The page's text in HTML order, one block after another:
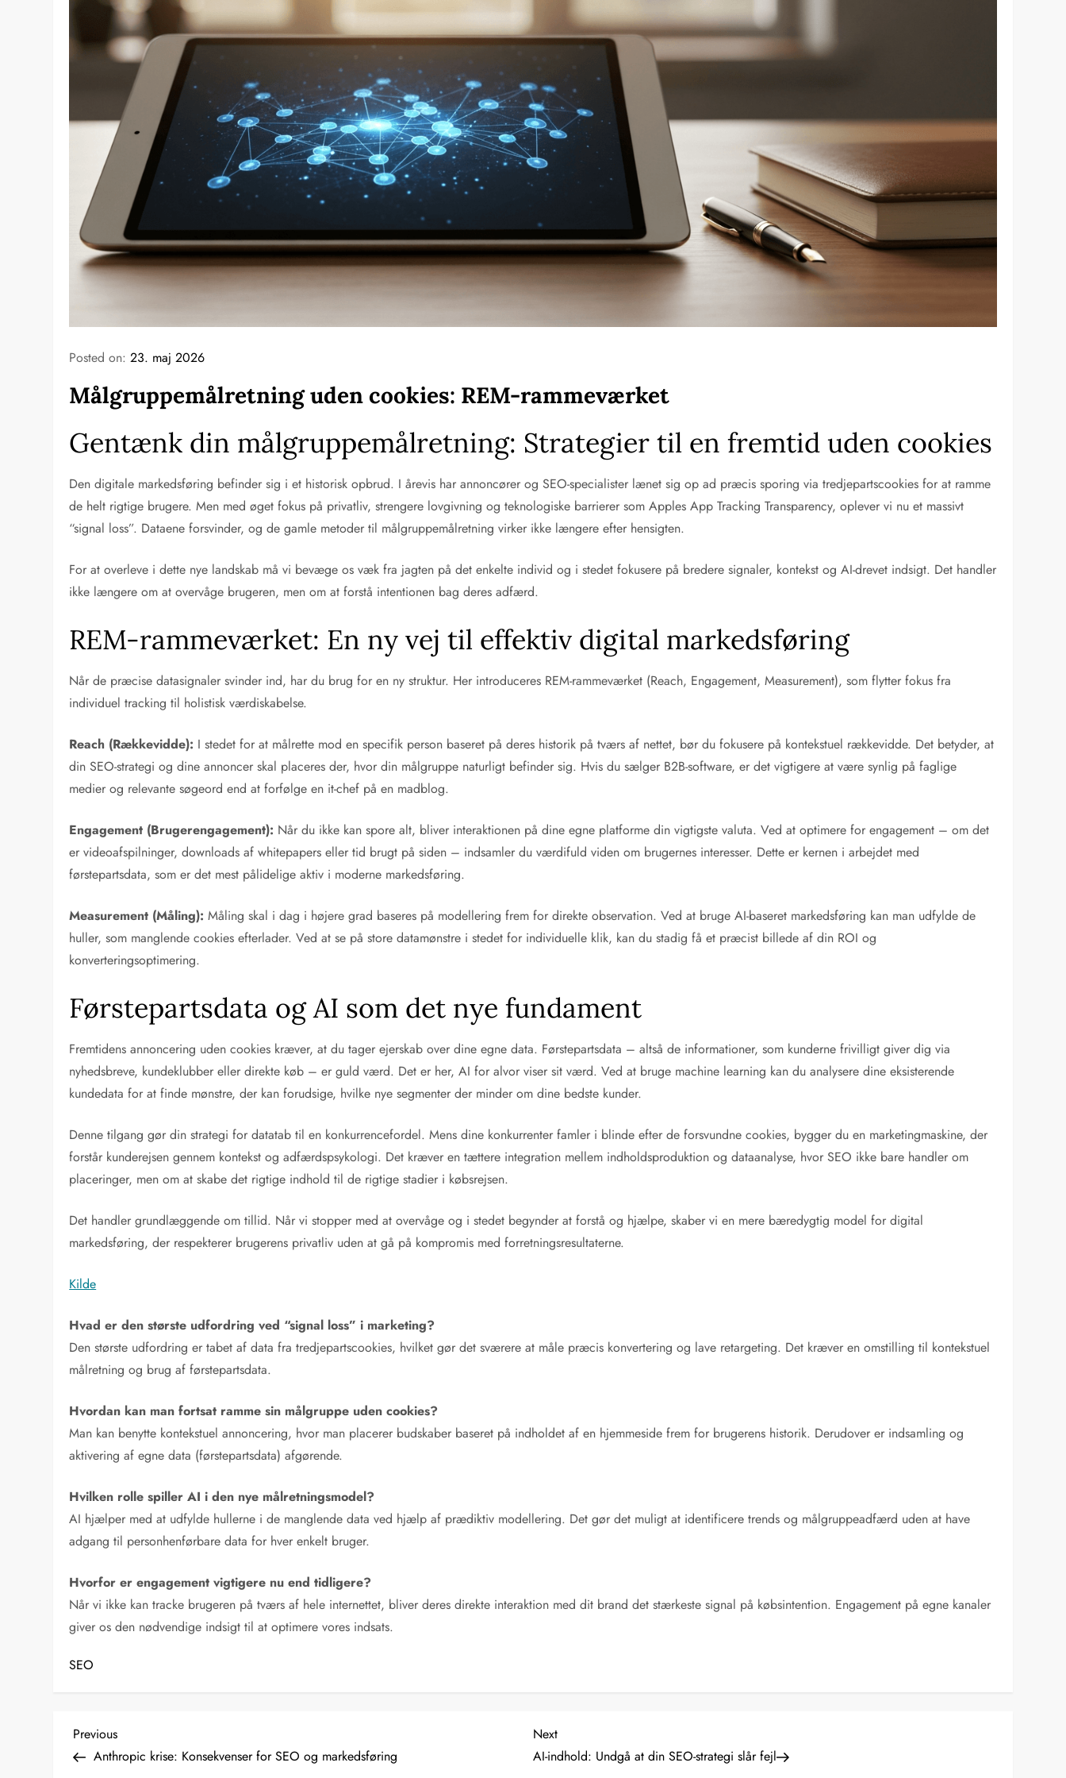
Posted on:23. maj 2026
Målgruppemålretning uden cookies: REM-rammeværket
Gentænk din målgruppemålretning: Strategier til en fremtid uden cookies
Den digitale markedsføring befinder sig i et historisk opbrud. I årevis har annoncører og SEO-specialister lænet sig op ad præcis sporing via tredjepartscookies for at ramme
de helt rigtige brugere. Men med øget fokus på privatliv, strengere lovgivning og teknologiske barrierer som Apples App Tracking Transparency, oplever vi nu et massivt
“signal loss”. Dataene forsvinder, og de gamle metoder til målgruppemålretning virker ikke længere efter hensigten.
For at overleve i dette nye landskab må vi bevæge os væk fra jagten på det enkelte individ og i stedet fokusere på bredere signaler, kontekst og AI-drevet indsigt. Det handler
ikke længere om at overvåge brugeren, men om at forstå intentionen bag deres adfærd.
REM-rammeværket: En ny vej til effektiv digital markedsføring
Når de præcise datasignaler svinder ind, har du brug for en ny struktur. Her introduceres REM-rammeværket (Reach, Engagement, Measurement), som flytter fokus fra
individuel tracking til holistisk værdiskabelse.
Reach (Rækkevidde): I stedet for at målrette mod en specifik person baseret på deres historik på tværs af nettet, bør du fokusere på kontekstuel rækkevidde. Det betyder, at
din SEO-strategi og dine annoncer skal placeres der, hvor din målgruppe naturligt befinder sig. Hvis du sælger B2B-software, er det vigtigere at være synlig på faglige
medier og relevante søgeord end at forfølge en it-chef på en madblog.
Engagement (Brugerengagement): Når du ikke kan spore alt, bliver interaktionen på dine egne platforme din vigtigste valuta. Ved at optimere for engagement – om det
er videoafspilninger, downloads af whitepapers eller tid brugt på siden – indsamler du værdifuld viden om brugernes interesser. Dette er kernen i arbejdet med
førstepartsdata, som er det mest pålidelige aktiv i moderne markedsføring.
Measurement (Måling): Måling skal i dag i højere grad baseres på modellering frem for direkte observation. Ved at bruge AI-baseret markedsføring kan man udfylde de
huller, som manglende cookies efterlader. Ved at se på store datamønstre i stedet for individuelle klik, kan du stadig få et præcist billede af din ROI og
konverteringsoptimering.
Førstepartsdata og AI som det nye fundament
Fremtidens annoncering uden cookies kræver, at du tager ejerskab over dine egne data. Førstepartsdata – altså de informationer, som kunderne frivilligt giver dig via
nyhedsbreve, kundeklubber eller direkte køb – er guld værd. Det er her, AI for alvor viser sit værd. Ved at bruge machine learning kan du analysere dine eksisterende
kundedata for at finde mønstre, der kan forudsige, hvilke nye segmenter der minder om dine bedste kunder.
Denne tilgang gør din strategi for datatab til en konkurrencefordel. Mens dine konkurrenter famler i blinde efter de forsvundne cookies, bygger du en marketingmaskine, der
forstår kunderejsen gennem kontekst og adfærdspsykologi. Det kræver en tættere integration mellem indholdsproduktion og dataanalyse, hvor SEO ikke bare handler om
placeringer, men om at skabe det rigtige indhold til de rigtige stadier i købsrejsen.
Det handler grundlæggende om tillid. Når vi stopper med at overvåge og i stedet begynder at forstå og hjælpe, skaber vi en mere bæredygtig model for digital
markedsføring, der respekterer brugerens privatliv uden at gå på kompromis med forretningsresultaterne.
Kilde
Hvad er den største udfordring ved “signal loss” i marketing?
Den største udfordring er tabet af data fra tredjepartscookies, hvilket gør det sværere at måle præcis konvertering og lave retargeting. Det kræver en omstilling til kontekstuel
målretning og brug af førstepartsdata.
Hvordan kan man fortsat ramme sin målgruppe uden cookies?
Man kan benytte kontekstuel annoncering, hvor man placerer budskaber baseret på indholdet af en hjemmeside frem for brugerens historik. Derudover er indsamling og
aktivering af egne data (førstepartsdata) afgørende.
Hvilken rolle spiller AI i den nye målretningsmodel?
AI hjælper med at udfylde hullerne i de manglende data ved hjælp af prædiktiv modellering. Det gør det muligt at identificere trends og målgruppeadfærd uden at have
adgang til personhenførbare data for hver enkelt bruger.
Hvorfor er engagement vigtigere nu end tidligere?
Når vi ikke kan tracke brugeren på tværs af hele internettet, bliver deres direkte interaktion med dit brand det stærkeste signal på købsintention. Engagement på egne kanaler
giver os den nødvendige indsigt til at optimere vores indsats.
SEO
I
Previous
Post
Previous
Anthropic krise: Konsekvenser for SEO og markedsføring
Next
Post
Next
AI-indhold: Undgå at din SEO-strategi slår fejl